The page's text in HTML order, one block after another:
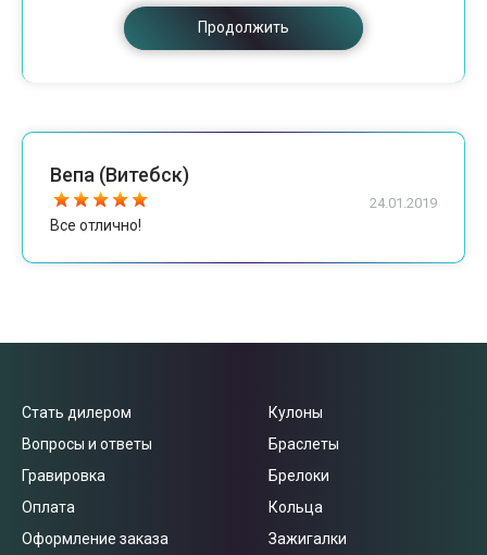
Продолжить
Вепа (Витебск)
24.01.2019
Все отлично!
Стать дилером
Вопросы и ответы
Гравировка
Оплата
Оформление заказа
Кулоны
Браслеты
Брелоки
Кольца
Зажигалки